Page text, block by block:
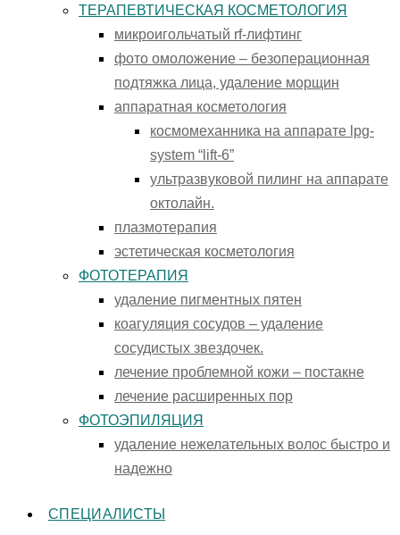
ТЕРАПЕВТИЧЕСКАЯ КОСМЕТОЛОГИЯ
микроигольчатый rf-лифтинг
фото омоложение – безоперационная
подтяжка лица, удаление морщин
аппаратная косметология
космомеханника на аппарате lpg-
system “lift-6”
ультразвуковой пилинг на аппарате
октолайн.
плазмотерапия
эстетическая косметология
ФОТОТЕРАПИЯ
удаление пигментных пятен
коагуляция сосудов – удаление
сосудистых звездочек.
лечение проблемной кожи – постакне
лечение расширенных пор
ФОТОЭПИЛЯЦИЯ
удаление нежелательных волос быстро и
надежно
СПЕЦИАЛИСТЫ